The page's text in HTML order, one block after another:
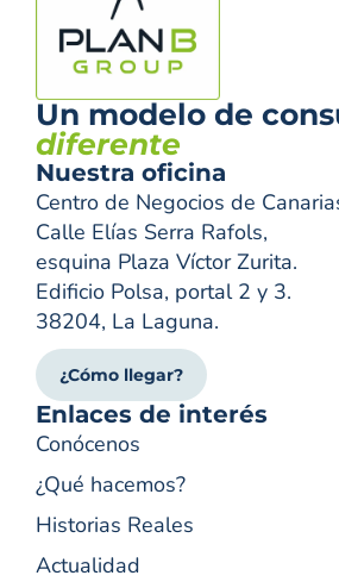
Un modelo de
diferente
Nuestra oficina
Centro de Negocios de
Calle Elías Serra Rafols,
esquina Plaza Víctor Zurita.
Edificio Polsa, portal 2 y 3.
38204, La Laguna.
¿Cómo llegar?
Enlaces de interés
Conócenos
¿Qué hacemos?
Historias Reales
Actualidad